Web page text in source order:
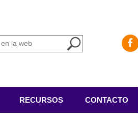
RECURSOS CONTACTO